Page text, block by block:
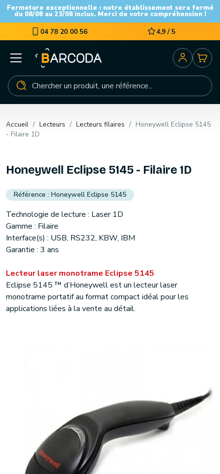
Fermeture exceptionnelle : notre établissement sera fermé
du 08/08 au 23/08 inclus. Merci de votre compréhension !
04 78 20 00 56 4,9 / 5
Accueil Lecteurs Lecteurs filaires
Honeywell Eclipse 5145
- Filaire 1D
Honeywell Eclipse 5145 - Filaire 1D
Honeywell Eclipse 5145
Technologie de lecture : Laser 1D
Gamme : Filaire
Interface(s) : USB, RS232, KBW, IBM
Garantie : 3 ans
Lecteur laser monotrame Eclipse 5145
Eclipse 5145 ™ d’Honeywell est un lecteur laser
monotrame portatif au format compact idéal pour les
applications liées à la vente au détail.